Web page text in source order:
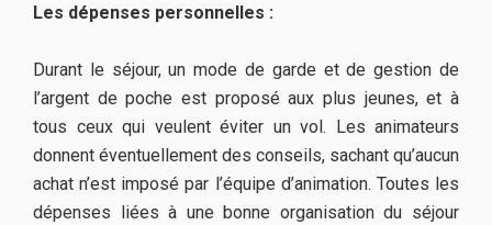
Les dépenses personnelles :
Durant le séjour, un mode de garde et de gestion de
l’argent de poche est proposé aux plus jeunes, et à
tous ceux qui veulent éviter un vol. Les animateurs
donnent éventuellement des conseils, sachant qu’aucun
achat n’est imposé par l’équipe d’animation. Toutes les
dépenses liées à une bonne organisation du séjour